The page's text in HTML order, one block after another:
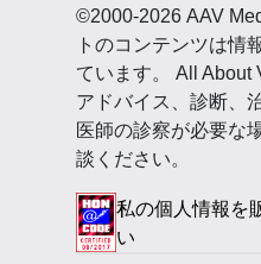
©2000-2026 AAV
トのコンテンツは情
ています。 All About
アドバイス、診断、
医師の診察が必要な
談ください。
私の個人情報を
い